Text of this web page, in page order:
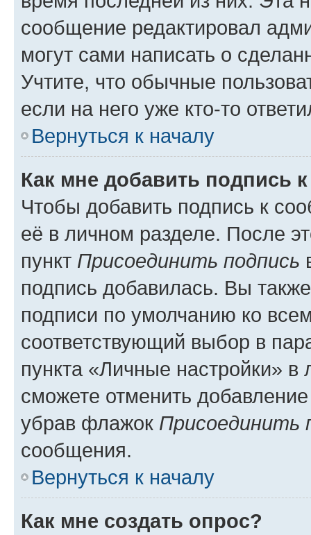
сообщение редактировал
могут сами написать о
Учтите, что обычные
если на него уже кто-то
Вернуться к началу
Как мне добавить подпись
Чтобы добавить подпись к
её в личном разделе. После
пункт Присоединить подпись
подпись добавилась. Вы
подписи по умолчанию ко
соответствующий выбор в
пункта «Личные настройки»
сможете отменить
убрав флажок Присоединить
сообщения.
Вернуться к началу
Как мне создать опрос?